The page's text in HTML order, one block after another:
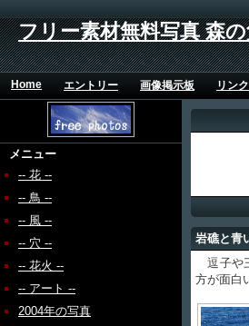
フリー素材無料写真 森
Home エントリー 画像掲示板 リン
メニュー
-- 花 --
-- 鳥 --
-- 風 --
-- 穴 --
-- 花火 --
-- アート --
2004年の写真
岩礁と青
逗子や
方が面白